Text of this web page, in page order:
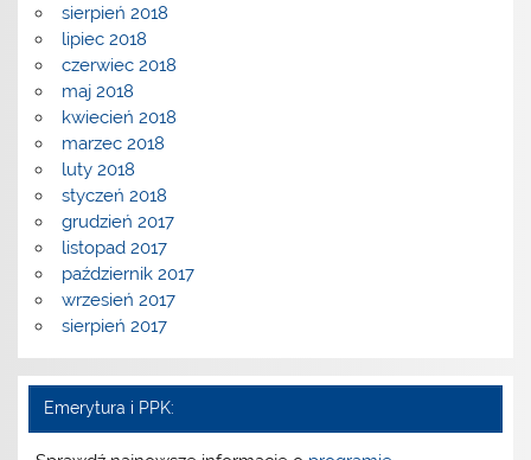
sierpień 2018
lipiec 2018
czerwiec 2018
maj 2018
kwiecień 2018
marzec 2018
luty 2018
styczeń 2018
grudzień 2017
listopad 2017
październik 2017
wrzesień 2017
sierpień 2017
Emerytura i PPK: